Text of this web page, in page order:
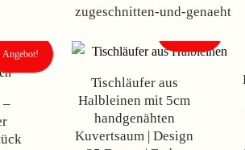
zugeschnitten-und-genaeht
–
Angebot!
Tischläufer aus
Halbleinen mit 5cm
handgenähten
Kuvertsaum | Design